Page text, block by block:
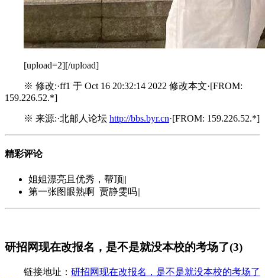
[upload=2][/upload]
※ 修改:·ff1 于 Oct 16 20:32:14 2022 修改本文·[FROM:
159.226.52.*]
※ 来源:·北邮人论坛 http://bbs.byr.cn·[FROM: 159.226.52.*]
精彩评论
姐姐漂亮且优秀，帮顶||
第一张图眼熟啊 贾静雯吗||
研招网现在改报名，是不是就没本校的考场了(3)
链接地址： 研招网现在改报名，是不是就没本校的考场了